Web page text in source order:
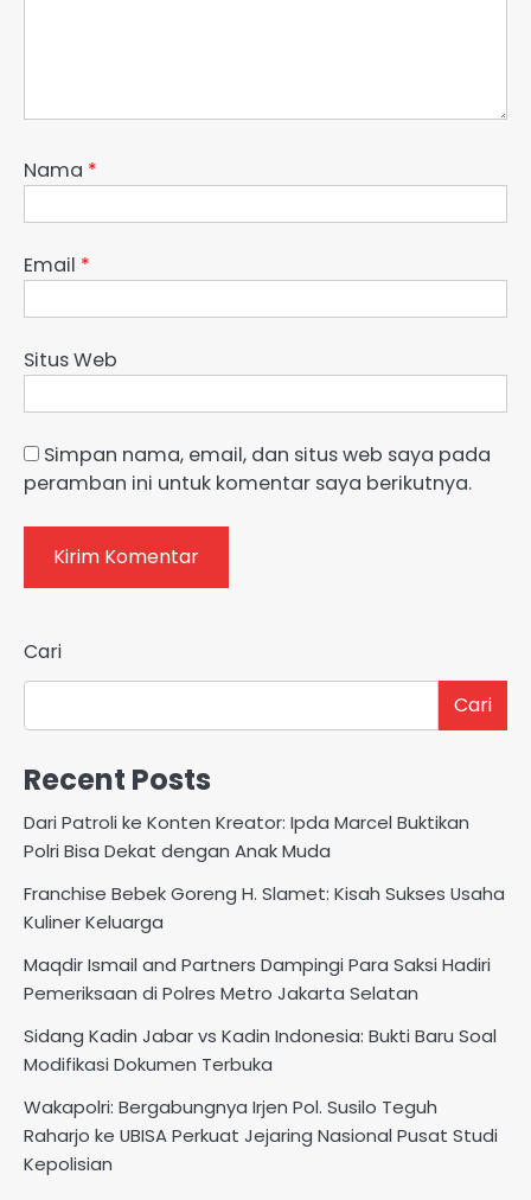
Nama *
Email *
Situs Web
Simpan nama, email, dan situs web saya pada
peramban ini untuk komentar saya berikutnya.
Cari
Cari
Recent Posts
Dari Patroli ke Konten Kreator: Ipda Marcel Buktikan
Polri Bisa Dekat dengan Anak Muda
Franchise Bebek Goreng H. Slamet: Kisah Sukses Usaha
Kuliner Keluarga
Maqdir Ismail and Partners Dampingi Para Saksi Hadiri
Pemeriksaan di Polres Metro Jakarta Selatan
Sidang Kadin Jabar vs Kadin Indonesia: Bukti Baru Soal
Modifikasi Dokumen Terbuka
Wakapolri: Bergabungnya Irjen Pol. Susilo Teguh
Raharjo ke UBISA Perkuat Jejaring Nasional Pusat Studi
Kepolisian